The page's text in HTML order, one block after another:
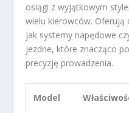
osiągi z wyjątkowym
wielu kierowców. Oferują
jak systemy napędowe
jezdne, które znacząco
precyzję prowadzenia.
Model